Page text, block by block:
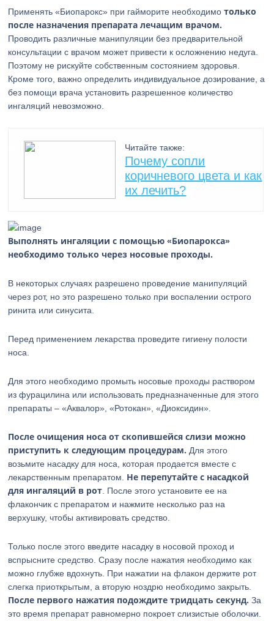
Применять «Биопарокс» при гайморите необходимотолько
после назначения препарата лечащим врачом.
Проводить различные манипуляции без предварительной
консультации с врачом может привести к осложнению недуга.
Поэтому не рискуйте собственным состоянием здоровья.
Кроме того, важно определить индивидуальное дозирование, а
без помощи врача установить разрешенное количество
ингаляций невозможно.
Читайте также:
Почему сопли
коричневого цвета и как
их лечить?
Выполнять ингаляции с помощью «Биопарокса»
необходимо только через носовые проходы.
В некоторых случаях разрешено проведение манипуляций
через рот, но это разрешено только при воспалении острого
ринита или синусита.
Перед применением лекарства проведите гигиену полости
носа.
Для этого необходимо промыть носовые проходы раствором
из фурацилина или использовать предназначенные для этого
препараты – «Аквалор», «Ротокан», «Диоксидин».
После очищения носа от скопившейся слизи можно
приступить к следующим процедурам. Для этого
возьмите насадку для носа, которая продается вместе с
лекарственным препаратом. Не перепутайте с насадкой
для ингаляций в рот . После этого установите ее на
флакончик с препаратом и нажмите несколько раз на
верхушку, чтобы активировать средство.
Только после этого введите насадку в носовой проход и
вспрысните средство. Сразу после нажатия необходимо как
можно глубже вдохнуть. При нажатии на флакон держите рот
слегка приоткрытым, а вторую ноздрю необходимо закрыть.
После первого нажатия подождите тридцать секунд. За
это время препарат равномерно покроет слизистые оболочки.